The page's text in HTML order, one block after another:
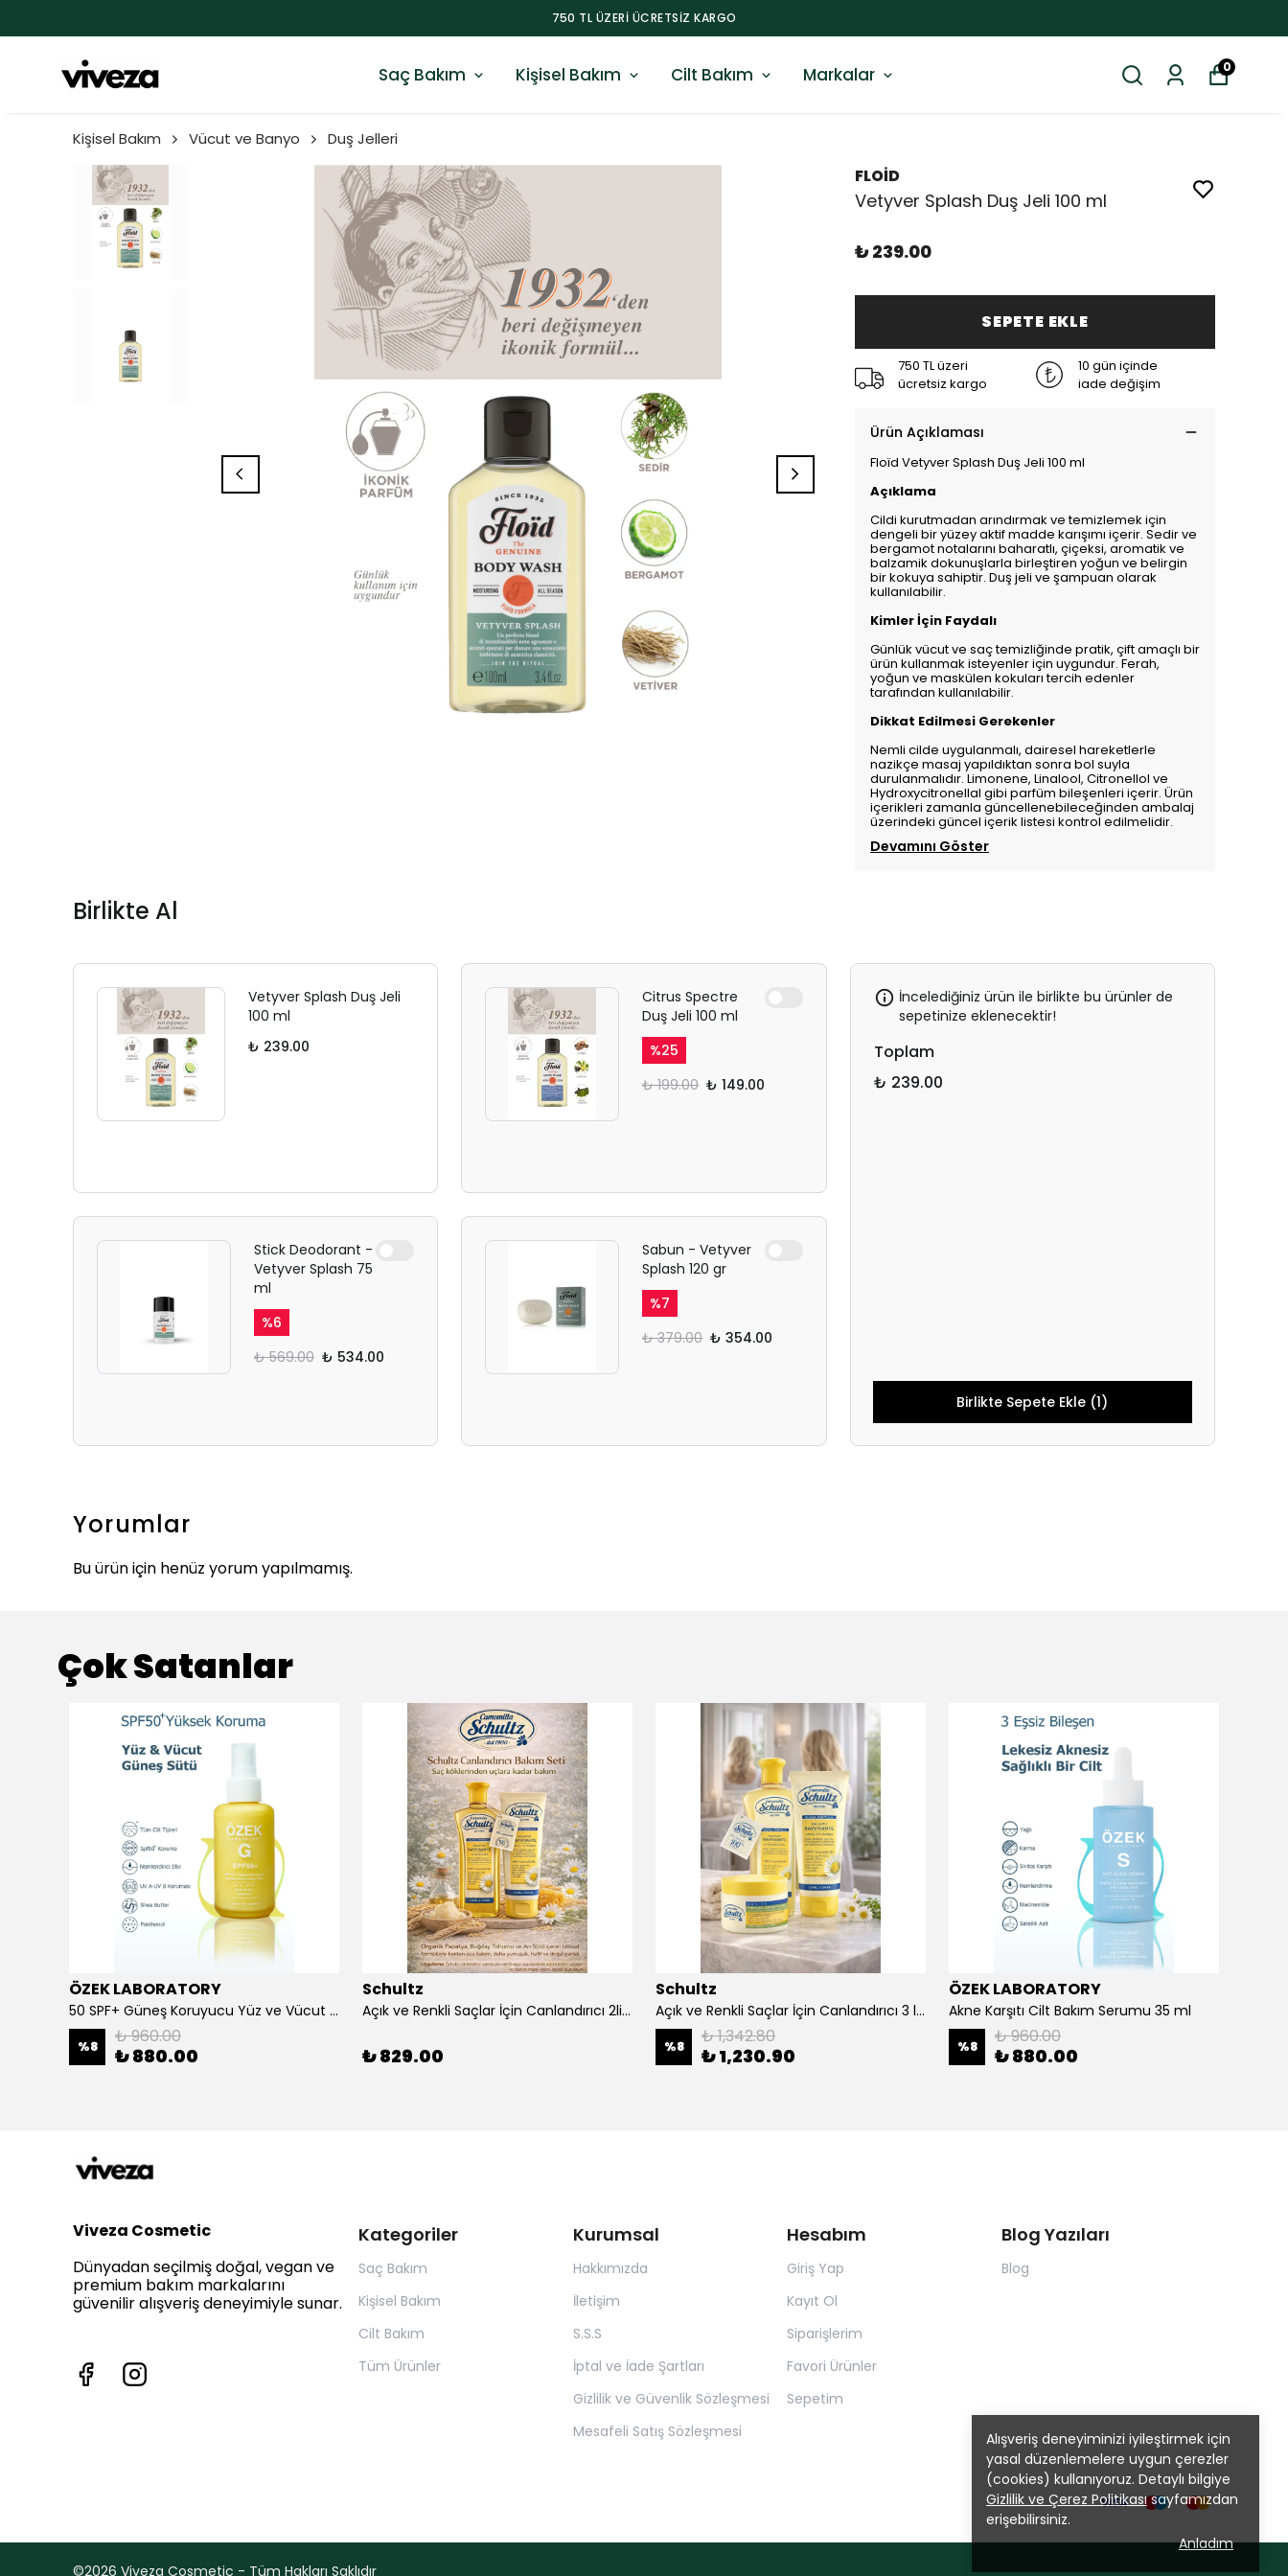
750 TL ÜZERI ÜCRETSIZ KARGO
Saç Bakım Kişisel Bakım Cilt Bakım Markalar 0
Alışveriş deneyiminizi iyileştirmek için
yasal düzenlemelere uygun çerezler
(cookies) kullanıyoruz. Detaylı bilgiye
Gizlilik ve Çerez Politikasısayfamızdan
erişebilirsiniz.
Anladım
Kişisel Bakım Vücut ve Banyo Duş Jelleri
FLOİD
Vetyver Splash Duş Jeli 100 ml
₺ 239.00
SEPETE EKLE
750 TL üzeri
ücretsiz kargo
10 gün içinde
iade değişim
Ürün Açıklaması
Floïd Vetyver Splash Duş Jeli 100 ml
Açıklama
Cildi kurutmadan arındırmak ve temizlemek için
dengeli bir yüzey aktif madde karışımı içerir. Sedir ve
bergamot notalarını baharatlı, çiçeksi, aromatik ve
balzamik dokunuşlarla birleştiren yoğun ve belirgin
bir kokuya sahiptir. Duş jeli ve şampuan olarak
kullanılabilir.
Kimler İçin Faydalı
Günlük vücut ve saç temizliğinde pratik, çift amaçlı bir
ürün kullanmak isteyenler için uygundur. Ferah,
yoğun ve maskülen kokuları tercih edenler
tarafından kullanılabilir.
Dikkat Edilmesi Gerekenler
Nemli cilde uygulanmalı, dairesel hareketlerle
nazikçe masaj yapıldıktan sonra bol suyla
durulanmalıdır. Limonene, Linalool, Citronellol ve
Hydroxycitronellal gibi parfüm bileşenleri içerir. Ürün
içerikleri zamanla güncellenebileceğinden ambalaj
üzerindeki güncel içerik listesi kontrol edilmelidir.
Devamını Göster
Birlikte Al
Vetyver Splash Duş Jeli
100 ml
₺ 239.00
Citrus Spectre
Duş Jeli 100 ml
%25
₺ 199.00 ₺ 149.00
Stick Deodorant -
Vetyver Splash 75
ml
%6
₺ 569.00 ₺ 534.00
Sabun - Vetyver
Splash 120 gr
%7
₺ 379.00 ₺ 354.00
İncelediğiniz ürün ile birlikte bu ürünler de
sepetinize eklenecektir!
Toplam
₺ 239.00
Birlikte Sepete Ekle (1)
Yorumlar
Bu ürün için henüz yorum yapılmamış.
Çok Satanlar
ÖZEK LABORATORY
50 SPF+ Güneş Koruyucu Yüz ve Vücut Sütü 100 ml
%8 ₺ 960.00
₺ 880.00
Schultz
Açık ve Renkli Saçlar İçin Canlandırıcı 2li Bakım Seti Şampuan + Saç Kremi
₺ 829.00
Schultz
Açık ve Renkli Saçlar İçin Canlandırıcı 3 lü Bakım Seti Şampuan + Maske + Saç Kremi
%8 ₺ 1,342.80
₺ 1,230.90
ÖZEK LABORATORY
Akne Karşıtı Cilt Bakım Serumu 35 ml
%8 ₺ 960.00
₺ 880.00
Kategoriler
Saç Bakım
Kişisel Bakım
Cilt Bakım
Tüm Ürünler
Kurumsal
Hakkımızda
İletişim
S.S.S
İptal ve İade Şartları
Gizlilik ve Güvenlik Sözleşmesi
Mesafeli Satış Sözleşmesi
Hesabım
Giriş Yap
Kayıt Ol
Siparişlerim
Favori Ürünler
Sepetim
Blog Yazıları
Blog
Viveza Cosmetic
Dünyadan seçilmiş doğal, vegan ve
premium bakım markalarını
güvenilir alışveriş deneyimiyle sunar.
©2026 Viveza Cosmetic - Tüm Hakları Saklıdır